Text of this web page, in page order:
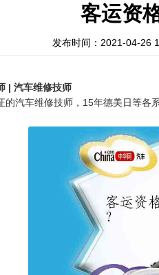
客运资
发布时间：2021-04-26
| 汽车维修技师